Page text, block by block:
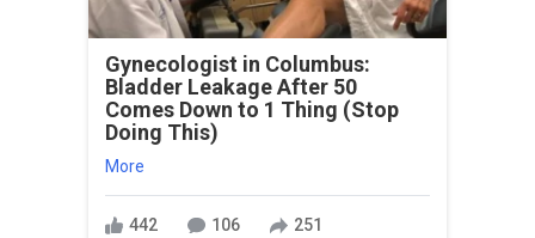
Gynecologist in Columbus:
Bladder Leakage After 50
Comes Down to 1 Thing (Stop
Doing This)
More
442 106 251